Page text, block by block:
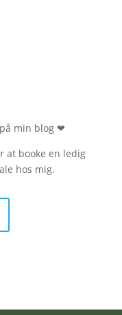
min blog❤
at booke en ledig
hos mig.